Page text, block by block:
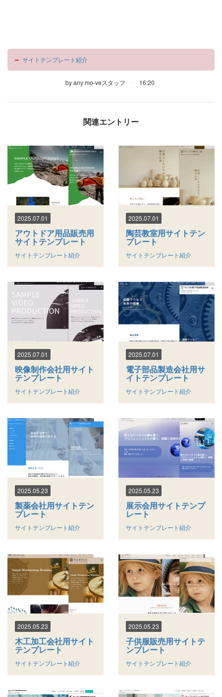
サイトテンプレート紹介
byany mo-veスタッフ 16:20
関連エントリー
アウトドア用品販売用
サイトテンプレート
2025.07.01
サイトテンプレート紹介
陶芸教室用サイトテン
プレート
2025.07.01
サイトテンプレート紹介
映像制作会社用サイト
テンプレート
2025.07.01
サイトテンプレート紹介
電子部品製造会社用サ
イトテンプレート
2025.07.01
サイトテンプレート紹介
製薬会社用サイトテン
プレート
2025.05.23
サイトテンプレート紹介
展示会用サイトテンプ
レート
2025.05.23
サイトテンプレート紹介
木工加工会社用サイト
テンプレート
2025.05.23
サイトテンプレート紹介
子供服販売用サイトテ
ンプレート
2025.05.23
サイトテンプレート紹介